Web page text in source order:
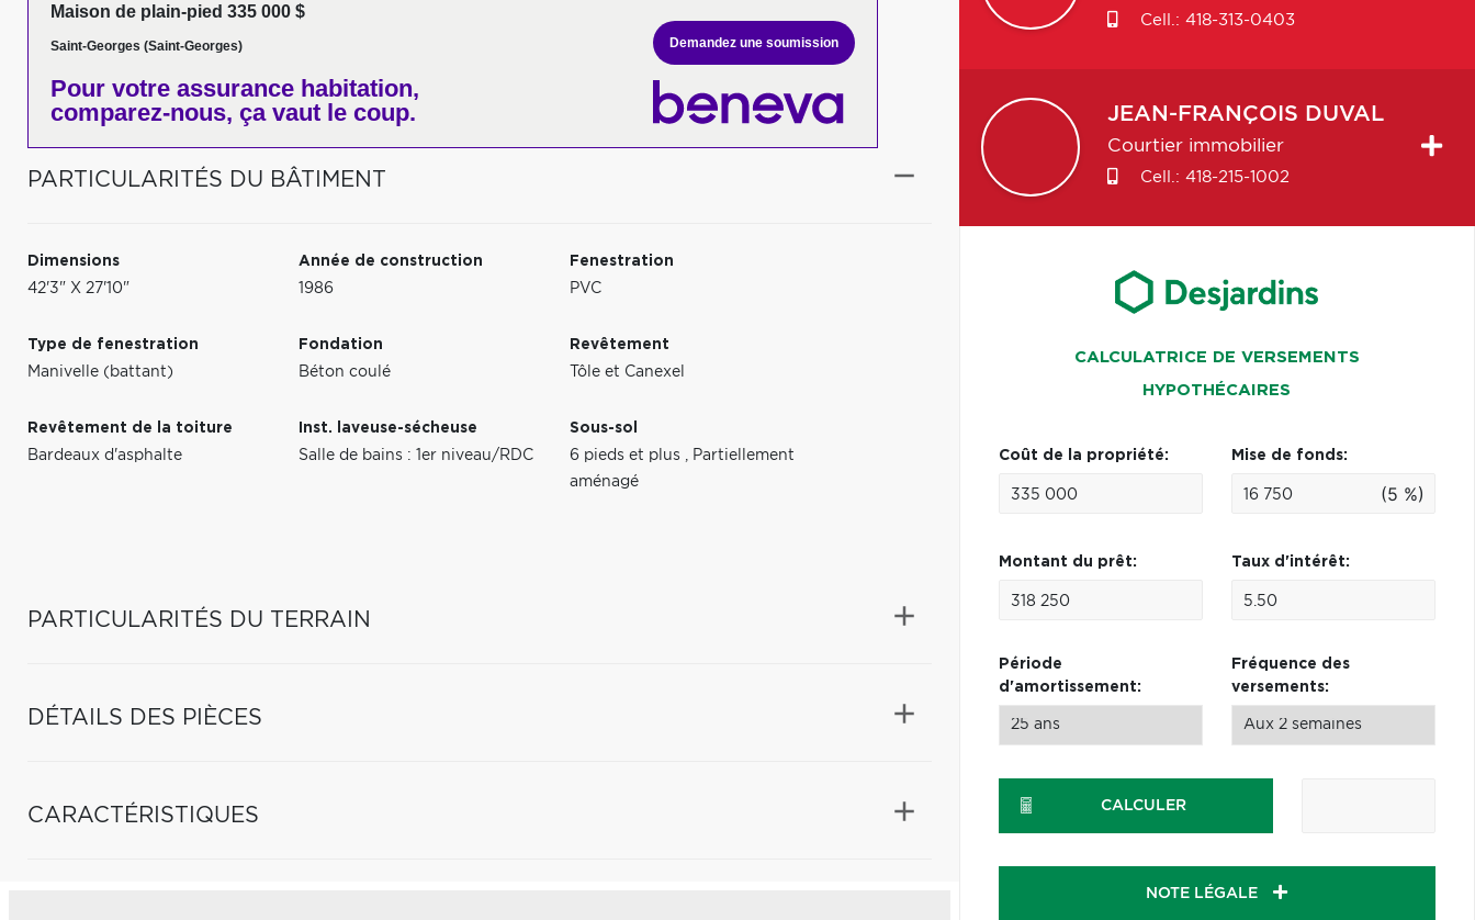
Maison de plain-pied 335 000 $
Saint-Georges (Saint-Georges)
Pour votre assurance habitation,
comparez-nous, ça vaut le coup.
Demandez une soumission
PARTICULARITÉS DU BÂTIMENT
Dimensions
42'3" X 27'10"
Année de construction
1986
Fenestration
PVC
Type de fenestration
Manivelle (battant)
Fondation
Béton coulé
Revêtement
Tôle et Canexel
Revêtement de la toiture
Bardeaux d'asphalte
Inst. laveuse-sécheuse
Salle de bains : 1er niveau/RDC
Sous-sol
6 pieds et plus
Partiellement
aménagé
PARTICULARITÉS DU TERRAIN
DÉTAILS DES PIÈCES
CARACTÉRISTIQUES
Cell.: 418-313-0403
JEAN-FRANÇOIS DUVAL
Courtier immobilier
Cell.: 418-215-1002
CALCULATRICE DE VERSEMENTS
HYPOTHÉCAIRES
Coût de la propriété: Mise de fonds:
(5 %)
Montant du prêt: Taux d'intérêt:
Période
d'amortissement:
Fréquence des
versements:
CALCULER
NOTE LÉGALE